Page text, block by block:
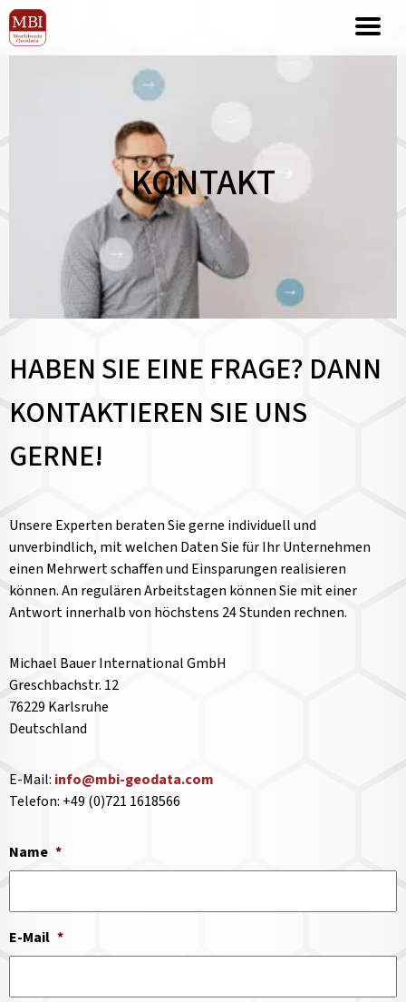
KONTAKT
HABEN SIE EINE FRAGE? DANN
KONTAKTIEREN SIE UNS
GERNE!
Unsere Experten beraten Sie gerne individuell und
unverbindlich, mit welchen Daten Sie für Ihr Unternehmen
einen Mehrwert schaffen und Einsparungen realisieren
können. An regulären Arbeitstagen können Sie mit einer
Antwort innerhalb von höchstens 24 Stunden rechnen.
Michael Bauer International GmbH
Greschbachstr. 12
76229 Karlsruhe
Deutschland
E-Mail: info@mbi-geodata.com
Telefon: +49 (0)721 1618566
Name *
E-Mail *